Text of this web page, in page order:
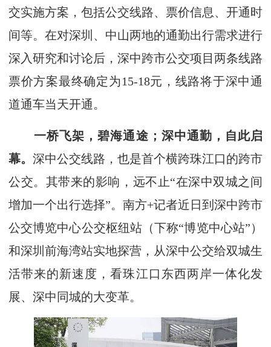
交实施方案，包括公交线路、票价信息、开通时
间等。在对深圳、中山两地的通勤出行需求进行
深入研究和讨论后，深中跨市公交项目两条线路
票价方案最终确定为15-18元，线路将于深中通
道通车当天开通。
一桥飞架，碧海通途；深中通勤，自此启
幕。 深中公交线路，也是首个横跨珠江口的跨市
公交。其带来的影响，远不止“在深中双城之间
增加一个出行选择”。南方+记者近日到深中跨市
公交博览中心公交枢纽站（下称“博览中心站”）
和深圳前海湾站实地探营，从深中公交给双城生
活带来的新速度，看珠江口东西两岸一体化发
展、深中同城的大变革。